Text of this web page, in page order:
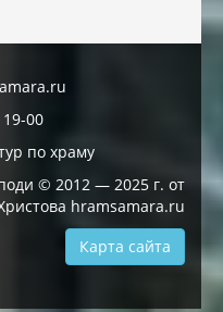
00
по храму
© 2012 — 2025 г. от
hramsamara.ru
Карта сайта